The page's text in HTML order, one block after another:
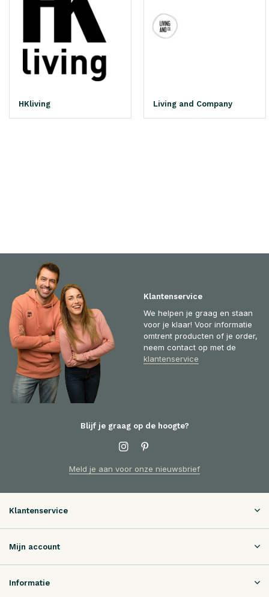
HKliving Living and Company
Klantenservice
We helpen je graag en staan
voor je klaar! Voor informatie
omtrent producten of je order,
neem contact op met de
klantenservice
Blijf je graag op de hoogte?
Meld je aan voor onze nieuwsbrief
Klantenservice
Mijn account
Informatie